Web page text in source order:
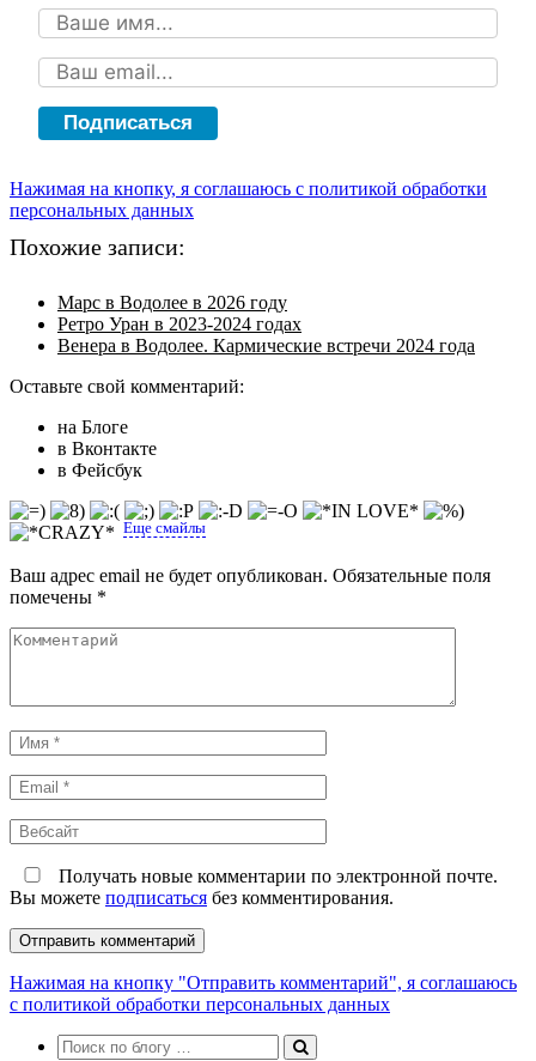
Подписаться
Нажимая на кнопку, я соглашаюсь с политикой обработки
персональных данных
Похожие записи:
Марс в Водолее в 2026 году
Ретро Уран в 2023-2024 годах
Венера в Водолее. Кармические встречи 2024 года
Оставьте свой комментарий:
на Блоге
в Вконтакте
в Фейсбук
Еще смайлы
Ваш адрес email не будет опубликован. Обязательные поля
помечены *
Комментарий
Имя
*
Email
*
Вебсайт
Получать новые комментарии по электронной почте.
Вы можете подписаться без комментирования.
Нажимая на кнопку "Отправить комментарий", я соглашаюсь
с политикой обработки персональных данных